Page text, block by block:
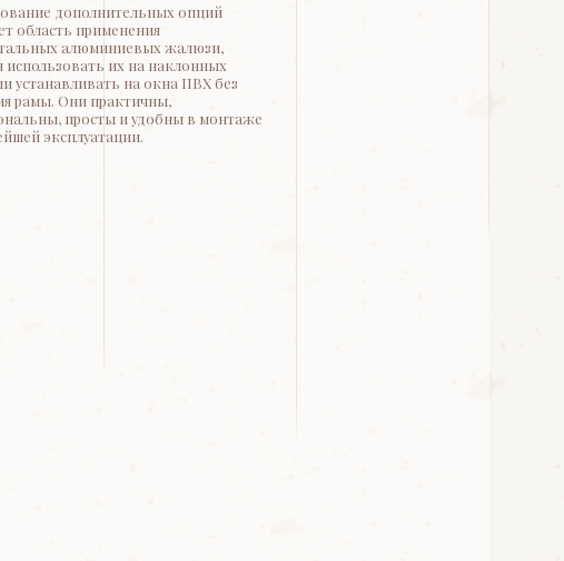
дополнительных опций
область применения
алюминиевых жалюзи,
использовать их на наклонных
устанавливать на окна ПВХ без
рамы. Они практичны,
просты и удобны в монтаже
эксплуатации.